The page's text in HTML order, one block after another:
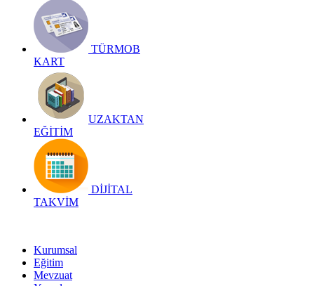
TÜRMOB
KART
UZAKTAN
EĞİTİM
DİJİTAL
TAKVİM
Kurumsal
Eğitim
Mevzuat